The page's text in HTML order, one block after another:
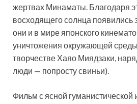
жертвах Минаматы. Благодаря
восходящего солнца появились
они и в мире японского
уничтожения окружающей среды
творчестве Хаяо Миядзаки,
люди — попросту свиньи).
Фильм с ясной